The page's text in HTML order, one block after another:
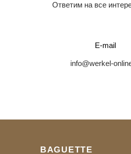
Ответим на все
E-mail
info@werkel-
BAGUETTE